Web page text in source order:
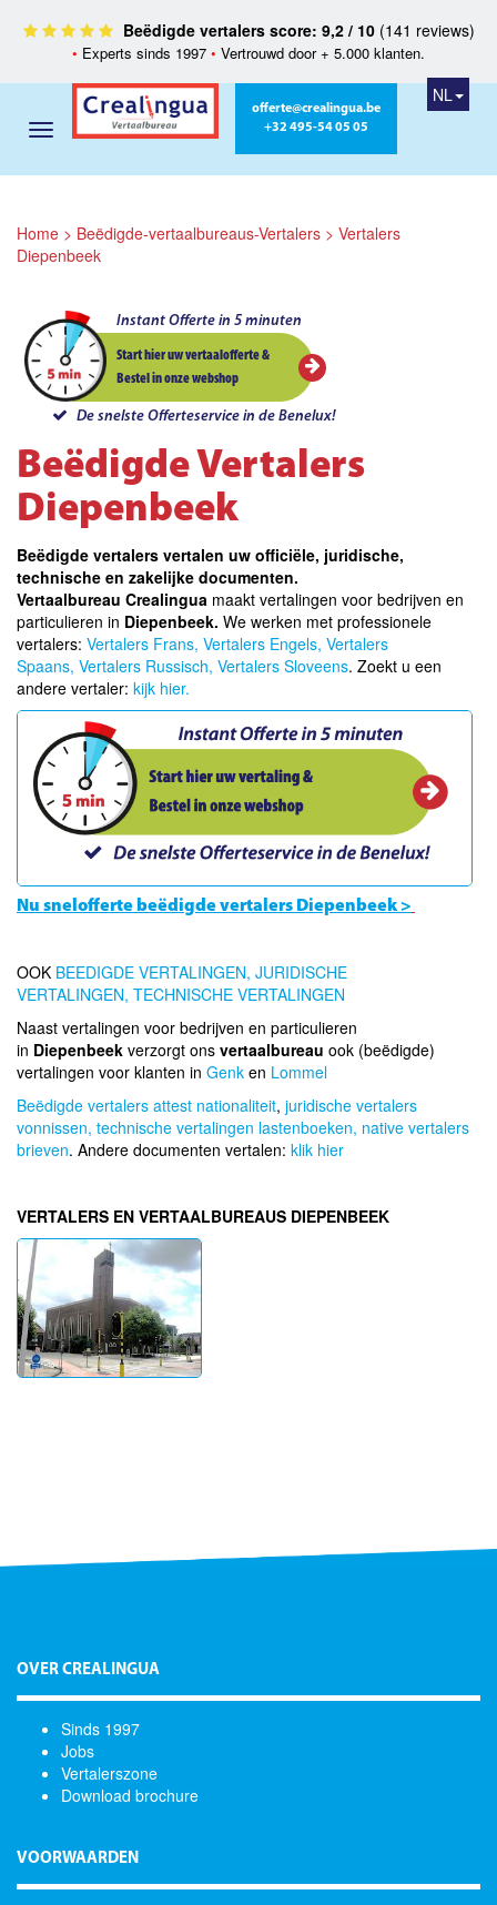
Beëdigde vertalers score: 9,2 / 10(141 reviews)
• Experts sinds 1997 • Vertrouwd door + 5.000 klanten.
offerte@crealingua.be
+32 495-54 05 05
NL
Home > Beëdigde-vertaalbureaus-Vertalers > Vertalers
Diepenbeek
Instant Offerte in 5 minuten
Start hier uw vertaalofferte &
Bestel in onze webshop
De snelste Offerteservice in de Benelux!
Beëdigde Vertalers
Diepenbeek
Beëdigde vertalers vertalen uw officiële, juridische,
technische en zakelijke documenten.
Vertaalbureau Crealingua maakt vertalingen voor bedrijven en
particulieren in Diepenbeek. We werken met professionele
vertalers: Vertalers Frans, Vertalers Engels, Vertalers
Spaans, Vertalers Russisch, Vertalers Sloveens. Zoekt u een
andere vertaler: kijk hier.
Nu snelofferte beëdigde vertalers Diepenbeek >
OOK BEEDIGDE VERTALINGEN, JURIDISCHE
VERTALINGEN, TECHNISCHE VERTALINGEN
Naast vertalingen voor bedrijven en particulieren
in Diepenbeek verzorgt ons vertaalbureau ook (beëdigde)
vertalingen voor klanten in Genk en Lommel
Beëdigde vertalers attest nationaliteit, juridische vertalers
vonnissen, technische vertalingen lastenboeken, native vertalers
brieven. Andere documenten vertalen: klik hier
VERTALERS EN VERTAALBUREAUS DIEPENBEEK
OVER CREALINGUA
Sinds 1997
Jobs
Vertalerszone
Download brochure
VOORWAARDEN